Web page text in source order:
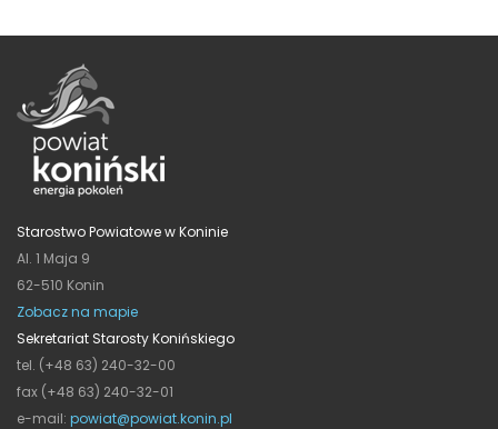
Starostwo Powiatowe w Koninie
Al. 1 Maja 9
62-510 Konin
Zobacz na mapie
Sekretariat Starosty Konińskiego
tel. (+48 63) 240-32-00
fax (+48 63) 240-32-01
e-mail: powiat@powiat.konin.pl